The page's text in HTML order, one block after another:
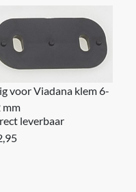
voor Viadana klem 6-
mm
leverbaar